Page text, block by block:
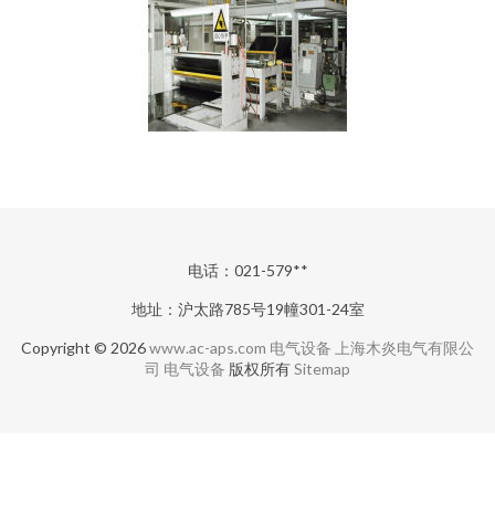
电话：021-579**
地址：沪太路785号19幢301-24室
Copyright © 2026www.ac-aps.com 电气设备 上海木炎电气有限公
司 电气设备 版权所有Sitemap